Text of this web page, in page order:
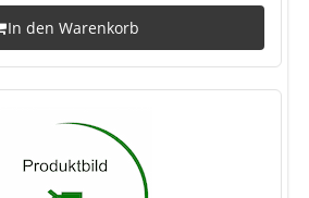
In den Warenkorb